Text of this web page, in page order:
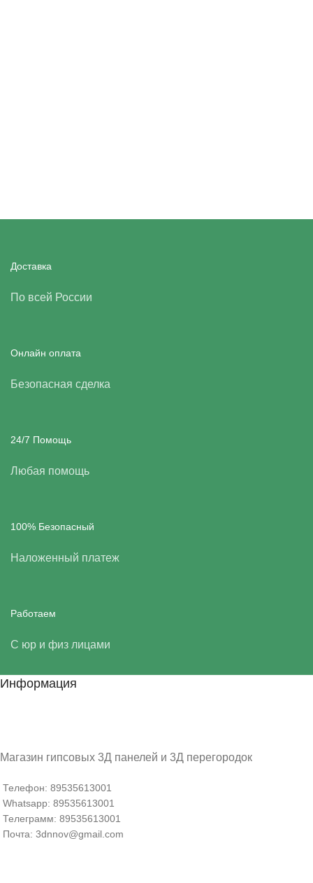
Доставка
По всей России
Онлайн оплата
Безопасная сделка
24/7 Помощь
Любая помощь
100% Безопасный
Наложенный платеж
Работаем
С юр и физ лицами
Информация
Магазин гипсовых 3Д панелей и 3Д перегородок
Телефон: 89535613001
Whatsapp: 89535613001
Телеграмм: 89535613001
Почта: 3dnnov@gmail.com